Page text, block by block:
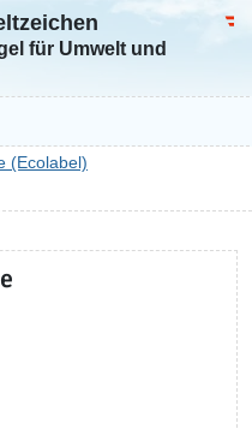
für Umwelt und
(Ecolabel)